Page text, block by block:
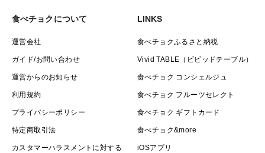
食べチョクについて
運営会社
ガイド/お問い合わせ
運営からのお知らせ
利用規約
プライバシーポリシー
特定商取引法
カスタマーハラスメントに対する
LINKS
食べチョクふるさと納税
Vivid TABLE（ビビッドテーブル）
食べチョク コンシェルジュ
食べチョク フルーツセレクト
食べチョク ギフトカード
食べチョク&more
iOSアプリ